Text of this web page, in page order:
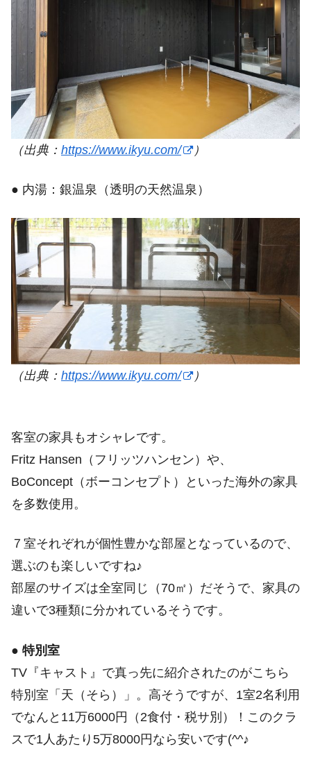
（出典： https://www.ikyu.com/ ）
● 内湯：銀温泉（透明の天然温泉）
（出典： https://www.ikyu.com/ ）
客室の家具もオシャレです。
Fritz Hansen（フリッツハンセン）や、
BoConcept（ボーコンセプト）といった海外の家具
を多数使用。
７室それぞれが個性豊かな部屋となっているので、
選ぶのも楽しいですね♪
部屋のサイズは全室同じ（70㎡）だそうで、家具の
違いで3種類に分かれているそうです。
● 特別室
TV『キャスト』で真っ先に紹介されたのがこちら
特別室「天（そら）」。高そうですが、1室2名利用
でなんと11万6000円（2食付・税サ別）！このクラ
スで1人あたり5万8000円なら安いです(^^♪